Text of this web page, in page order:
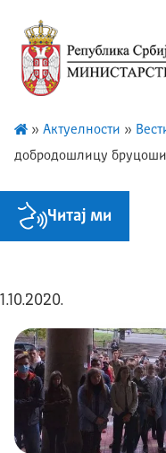
» Актуелности »
добродошлицу
Читај ми
1.10.2020.